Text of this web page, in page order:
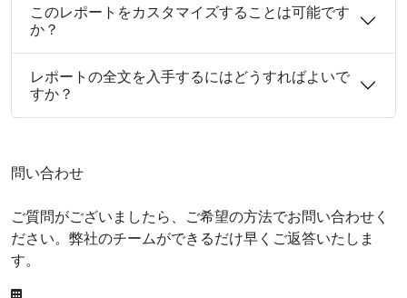
このレポートをカスタマイズすることは可能です
か？
レポートの全文を入手するにはどうすればよいで
すか？
問い合わせ
ご質問がございましたら、ご希望の方法でお問い合わせく
ださい。弊社のチームができるだけ早くご返答いたしま
す。